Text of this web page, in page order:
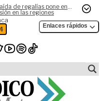
de regalías pone en
en las regiones
Enlaces rápidos